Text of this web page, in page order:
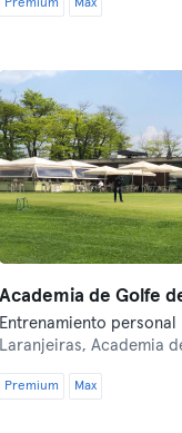
Premium Max
Entrenamiento personal
Laranjeiras,Academia
Premium Max